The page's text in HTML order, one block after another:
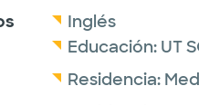
Inglés
Educación: UT
Residencia: